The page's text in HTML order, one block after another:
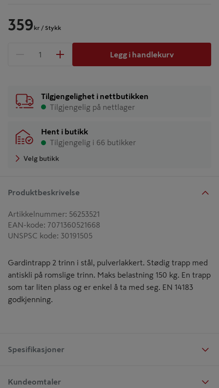
359 kr / Stykk
1 produkter
Legg i handlekurv
Tilgjengelighet i nettbutikken
Tilgjengelig på nettlager
Hent i butikk
Tilgjengelig i 66 butikker
Velg butikk
Produktbeskrivelse
Artikkelnummer: 56253521
EAN-kode: 7071360521668
UNSPSC kode: 30191505
Gardintrapp 2 trinn i stål, pulverlakkert. Stødig trapp med
antiskli på romslige trinn. Maks belastning 150 kg. En trapp
som tar liten plass og er enkel å ta med seg. EN 14183
godkjenning.
Spesifikasjoner
Kundeomtaler